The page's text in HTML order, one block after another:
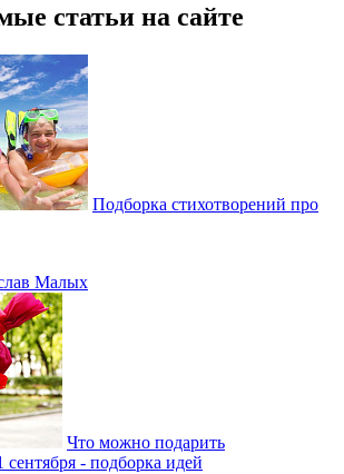
статьи на сайте
Подборка стихотворений про
Малых
Что можно подарить
сентября - подборка идей